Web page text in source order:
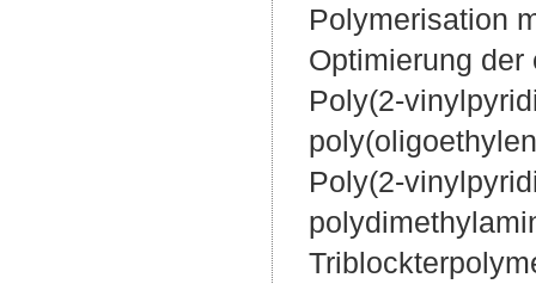
Polymerisation
Optimierung
Poly(2-
Poly(2-